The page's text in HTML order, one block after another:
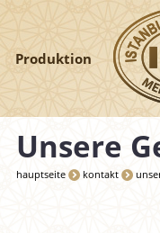
Produktion
Unsere
hauptseite kontakt